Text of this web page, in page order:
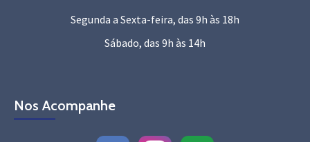
Segunda a Sexta-feira, das 9h às 18h
Sábado, das 9h às 14h
Nos Acompanhe